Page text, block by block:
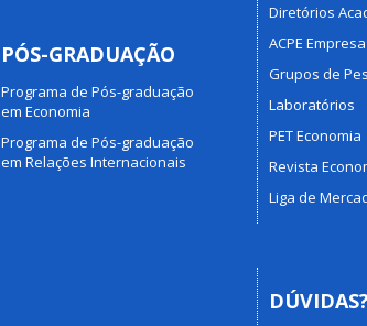
PÓS-GRADUAÇÃO
Programa de Pós-graduação
em Economia
Programa de Pós-graduação
em Relações Internacionais
Diretórios
ACPE Empresa
Grupos de
Laboratórios
PET Economia
Revista
Liga de
DÚVIDAS?